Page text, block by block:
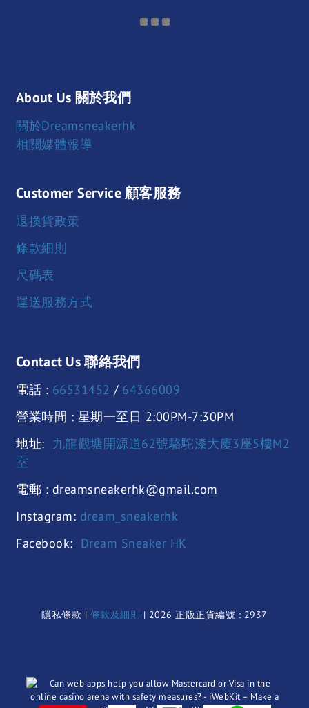
About Us 關於我們
關於Dreamsneakerhk
相關媒體報導
Customer Service 顧客服務
退換貨政策
條款細則
尺碼表
運送服務方式
Contact Us 聯絡我們
電話 : 66531452 / 64366009
營業時間 : 星期一至日 2:00PM-7:30PM
地址:
九龍觀塘開源道62號駱駝漆大廈3座5樓M2
室
電郵 : dreamsneakerhk@gmail.com
Instagram: dream_sneakerhk
Facebook: Dream Sneaker HK
隱私條款 | 條款及細則 | 2026 正版正貨編號 : 2937